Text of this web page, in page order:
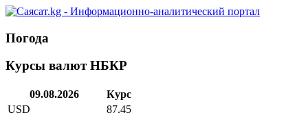
Погода
Курсы валют НБКР
09.08.2026
Курс
USD
87.45